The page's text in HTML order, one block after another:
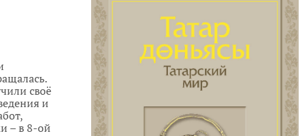
своё
и
– в 8-ой